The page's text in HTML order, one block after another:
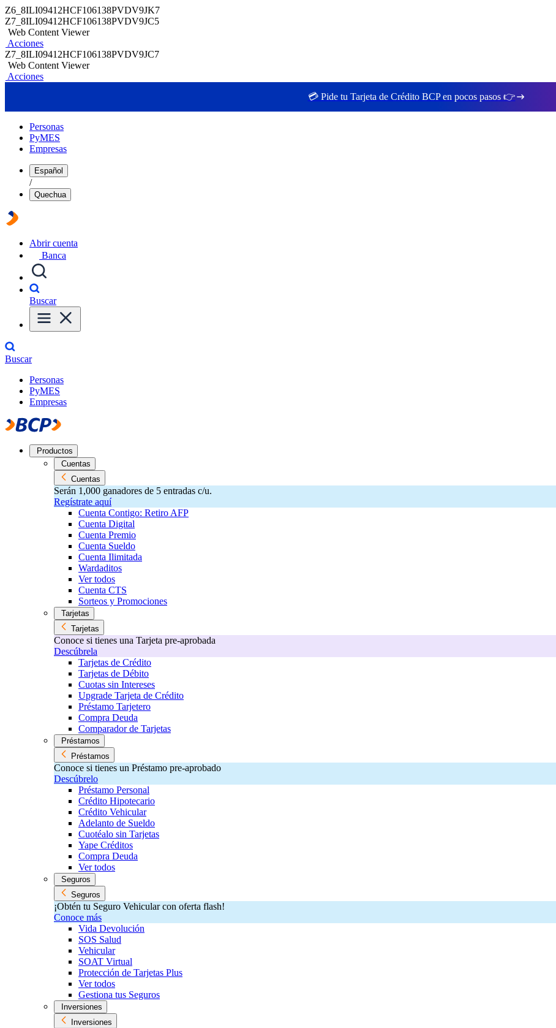
Z6_8ILI09412HCF106138PVDV9JK7
Z7_8ILI09412HCF106138PVDV9JC5
Web Content Viewer
Acciones
Z7_8ILI09412HCF106138PVDV9JC7
Web Content Viewer
Acciones
💳 Pide tu Tarjeta de Crédito BCP en pocos pasos 👉
Personas
PyMES
Empresas
Español
/
Quechua
Abrir cuenta
Banca
Buscar
Buscar
Personas
PyMES
Empresas
Productos
Cuentas
Cuentas
Serán 1,000 ganadores de 5 entradas c/u.
Regístrate aquí
Cuenta Contigo: Retiro AFP
Cuenta Digital
Cuenta Premio
Cuenta Sueldo
Cuenta Ilimitada
Wardaditos
Ver todos
Cuenta CTS
Sorteos y Promociones
Tarjetas
Tarjetas
Conoce si tienes una Tarjeta pre-aprobada
Descúbrela
Tarjetas de Crédito
Tarjetas de Débito
Cuotas sin Intereses
Upgrade Tarjeta de Crédito
Préstamo Tarjetero
Compra Deuda
Comparador de Tarjetas
Préstamos
Préstamos
Conoce si tienes un Préstamo pre-aprobado
Descúbrelo
Préstamo Personal
Crédito Hipotecario
Crédito Vehicular
Adelanto de Sueldo
Cuotéalo sin Tarjetas
Yape Créditos
Compra Deuda
Ver todos
Seguros
Seguros
¡Obtén tu Seguro Vehicular con oferta flash!
Conoce más
Vida Devolución
SOS Salud
Vehicular
SOAT Virtual
Protección de Tarjetas Plus
Ver todos
Gestiona tus Seguros
Inversiones
Inversiones